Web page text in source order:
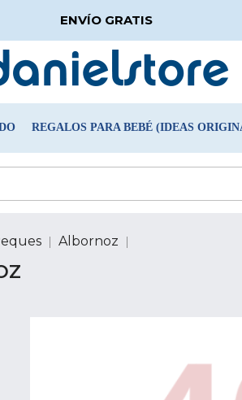
ENVÍO GRATIS
REGALOS PARA BEBÉ (IDEAS
Albornoz